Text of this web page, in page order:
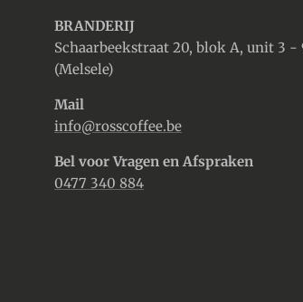
BRANDERIJ
Schaarbeekstraat 20, blok A, unit 3 -
(Melsele)
Mail
info@rosscoffee.be
Bel voor Vragen en Afspraken
0477 340 884